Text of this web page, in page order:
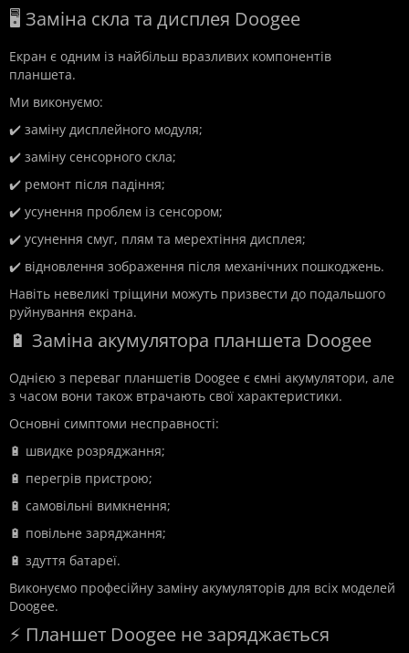
🖥️ Заміна скла та дисплея Doogee
Екран є одним із найбільш вразливих компонентів
планшета.
Ми виконуємо:
✔️ заміну дисплейного модуля;
✔️ заміну сенсорного скла;
✔️ ремонт після падіння;
✔️ усунення проблем із сенсором;
✔️ усунення смуг, плям та мерехтіння дисплея;
✔️ відновлення зображення після механічних пошкоджень.
Навіть невеликі тріщини можуть призвести до подальшого
руйнування екрана.
🔋 Заміна акумулятора планшета Doogee
Однією з переваг планшетів Doogee є ємні акумулятори, але
з часом вони також втрачають свої характеристики.
Основні симптоми несправності:
🔋 швидке розряджання;
🔋 перегрів пристрою;
🔋 самовільні вимкнення;
🔋 повільне заряджання;
🔋 здуття батареї.
Виконуємо професійну заміну акумуляторів для всіх моделей
Doogee.
⚡ Планшет Doogee не заряджається